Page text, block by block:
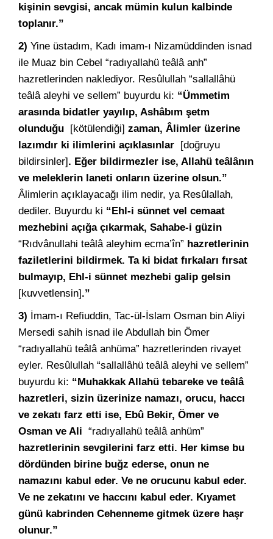
kişinin sevgisi, ancak mümin kulun kalbinde
toplanır.”
2) Yine üstadım, Kadı imam-ı Nizamüddinden isnad
ile Muaz bin Cebel “radıyallahü teâlâ anh”
hazretlerinden naklediyor. Resûlullah “sallallâhü
teâlâ aleyhi ve sellem” buyurdu ki: “Ümmetim
arasında bidatler yayılıp, Ashâbım şetm
olunduğu [kötülendiği] zaman, Âlimler üzerine
lazımdır ki ilimlerini açıklasınlar [doğruyu
bildirsinler]. Eğer bildirmezler ise, Allahü teâlânın
ve meleklerin laneti onların üzerine olsun.”
Âlimlerin açıklayacağı ilim nedir, ya Resûlallah,
dediler. Buyurdu ki “Ehl-i sünnet vel cemaat
mezhebini açığa çıkarmak, Sahabe-i güzin
“Rıdvânullahi teâlâ aleyhim ecma’în” hazretlerinin
faziletlerini bildirmek. Ta ki bidat fırkaları fırsat
bulmayıp, Ehl-i sünnet mezhebi galip gelsin
[kuvvetlensin].”
3) İmam-ı Refiuddin, Tac-ül-İslam Osman bin Aliyi
Mersedi sahih isnad ile Abdullah bin Ömer
“radıyallahü teâlâ anhüma” hazretlerinden rivayet
eyler. Resûlullah “sallallâhü teâlâ aleyhi ve sellem”
buyurdu ki: “Muhakkak Allahü tebareke ve teâlâ
hazretleri, sizin üzerinize namazı, orucu, haccı
ve zekatı farz etti ise, Ebû Bekir, Ömer ve
Osman ve Ali “radıyallahü teâlâ anhüm”
hazretlerinin sevgilerini farz etti. Her kimse bu
dördünden birine buğz ederse, onun ne
namazını kabul eder. Ve ne orucunu kabul eder.
Ve ne zekatını ve haccını kabul eder. Kıyamet
günü kabrinden Cehenneme gitmek üzere haşr
olunur.”